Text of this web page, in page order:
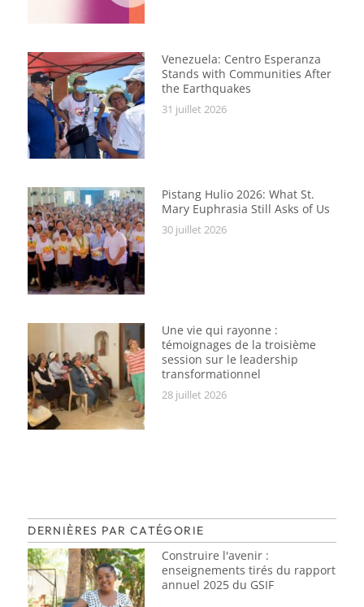
Venezuela: Centro Esperanza
Stands with Communities After
the Earthquakes
31 juillet 2026
Pistang Hulio 2026: What St.
Mary Euphrasia Still Asks of Us
30 juillet 2026
Une vie qui rayonne :
témoignages de la troisième
session sur le leadership
transformationnel
28 juillet 2026
DERNIÈRES PAR CATÉGORIE
Construire l'avenir :
enseignements tirés du rapport
annuel 2025 du GSIF